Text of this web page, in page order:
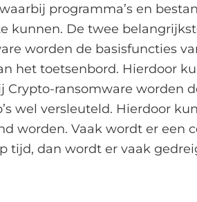
programma’s en
kunnen. De twee
worden de basisfuncties
het toetsenbord. Hierdoor
ransomware worden
wel versleuteld. Hierdoor
worden. Vaak wordt er een
tijd, dan wordt er vaak